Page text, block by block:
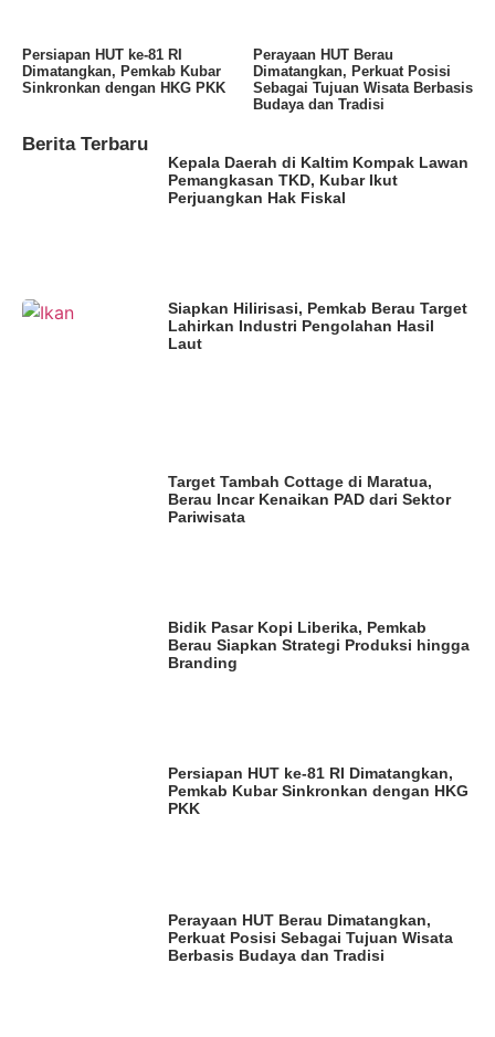
Persiapan HUT ke-81 RI
Dimatangkan, Pemkab Kubar
Sinkronkan dengan HKG PKK
Perayaan HUT Berau
Dimatangkan, Perkuat Posisi
Sebagai Tujuan Wisata Berbasis
Budaya dan Tradisi
Berita Terbaru
Kepala Daerah di Kaltim Kompak Lawan
Pemangkasan TKD, Kubar Ikut
Perjuangkan Hak Fiskal
Siapkan Hilirisasi, Pemkab Berau Target
Lahirkan Industri Pengolahan Hasil
Laut
Target Tambah Cottage di Maratua,
Berau Incar Kenaikan PAD dari Sektor
Pariwisata
Bidik Pasar Kopi Liberika, Pemkab
Berau Siapkan Strategi Produksi hingga
Branding
Persiapan HUT ke-81 RI Dimatangkan,
Pemkab Kubar Sinkronkan dengan HKG
PKK
Perayaan HUT Berau Dimatangkan,
Perkuat Posisi Sebagai Tujuan Wisata
Berbasis Budaya dan Tradisi